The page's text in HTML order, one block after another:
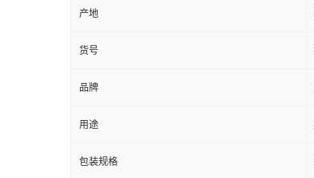
产地
货号
品牌
用途
包装规格